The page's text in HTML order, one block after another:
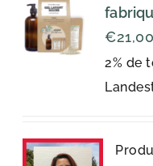
2% de
€21,00